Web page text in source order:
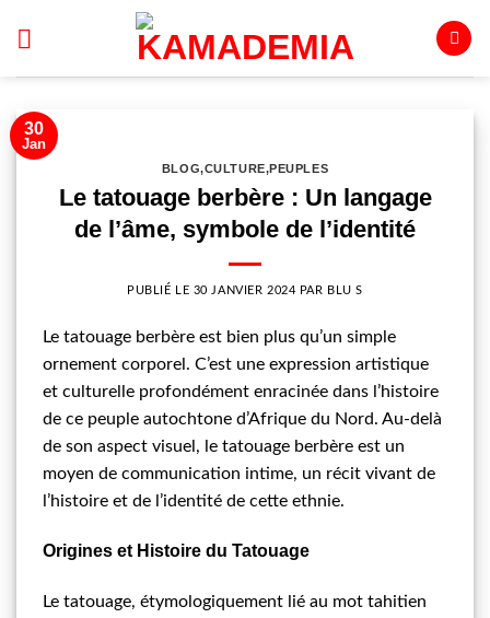
30
Jan
BLOG,CULTURE,PEUPLES
Le tatouage berbère : Un langage
de l’âme, symbole de l’identité
PUBLIÉ LE 30 JANVIER 2024 PAR BLU S
Le tatouage berbère est bien plus qu’un simple
ornement corporel. C’est une expression artistique
et culturelle profondément enracinée dans l’histoire
de ce peuple autochtone d’Afrique du Nord. Au-delà
de son aspect visuel, le tatouage berbère est un
moyen de communication intime, un récit vivant de
l’histoire et de l’identité de cette ethnie.
Origines et Histoire du Tatouage
Le tatouage, étymologiquement lié au mot tahitien